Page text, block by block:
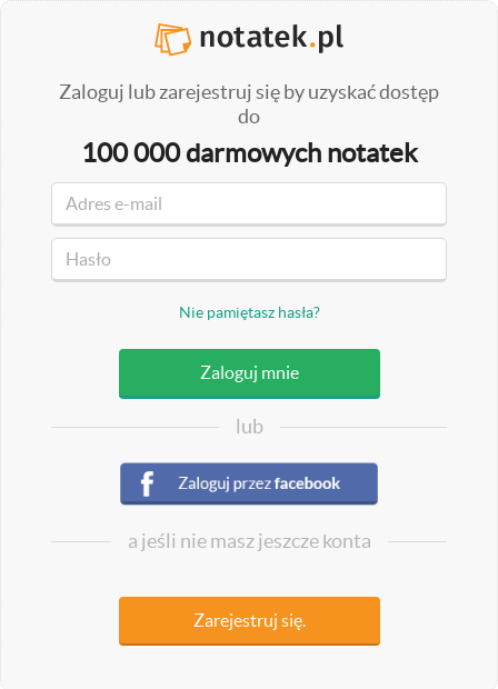
Zaloguj lub zarejestruj się by uzyskać dostęp
do
100 000 darmowych notatek
Nie pamiętasz hasła?
lub
a jeśli nie masz jeszcze konta
Zarejestruj się.